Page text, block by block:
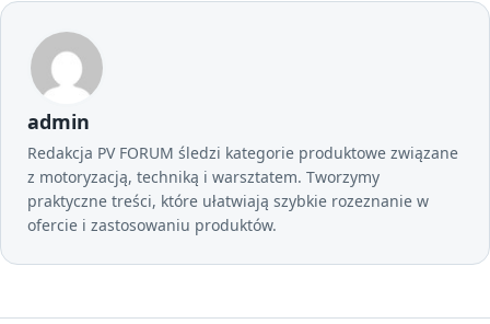
admin
Redakcja PV FORUM śledzi kategorie produktowe związane
z motoryzacją, techniką i warsztatem. Tworzymy
praktyczne treści, które ułatwiają szybkie rozeznanie w
ofercie i zastosowaniu produktów.